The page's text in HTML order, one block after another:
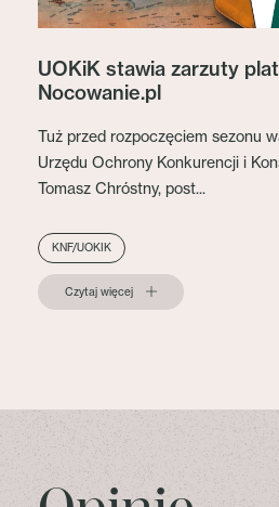
UOKiK stawia zarzuty
Nocowanie.pl
Tuż przed rozpoczęciem sezonu
Urzędu Ochrony Konkurencji i
Tomasz Chróstny, post...
KNF/UOKIK
Czytaj więcej